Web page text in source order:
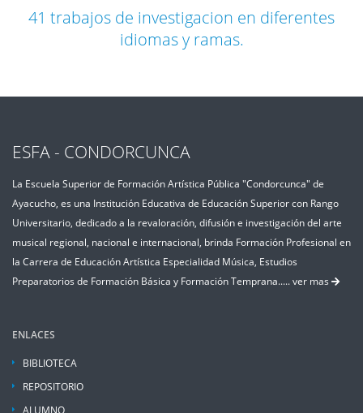
41 trabajos de investigacion en diferentes
idiomas y ramas.
ESFA - CONDORCUNCA
La Escuela Superior de Formación Artística Pública "Condorcunca" de
Ayacucho, es una Institución Educativa de Educación Superior con Rango
Universitario, dedicado a la revaloración, difusión e investigación del arte
musical regional, nacional e internacional, brinda Formación Profesional en
la Carrera de Educación Artística Especialidad Música, Estudios
Preparatorios de Formación Básica y Formación Temprana..... ver mas
ENLACES
BIBLIOTECA
REPOSITORIO
ALUMNO